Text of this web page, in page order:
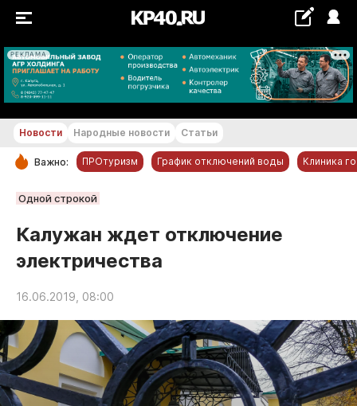
РЕКЛАМА
+25...+26 °С
РУБРИКИ
Новости компаний
Статьи
Народные новости
Авто и транспорт
Благоустройство
Криминал
Культура
Новости Народные новости Статьи
Важно: ПРОтуризм График отключений воды Клиника
Одной строкой
Калужан ждет отключение
электричества
16.06.2019, 08:00